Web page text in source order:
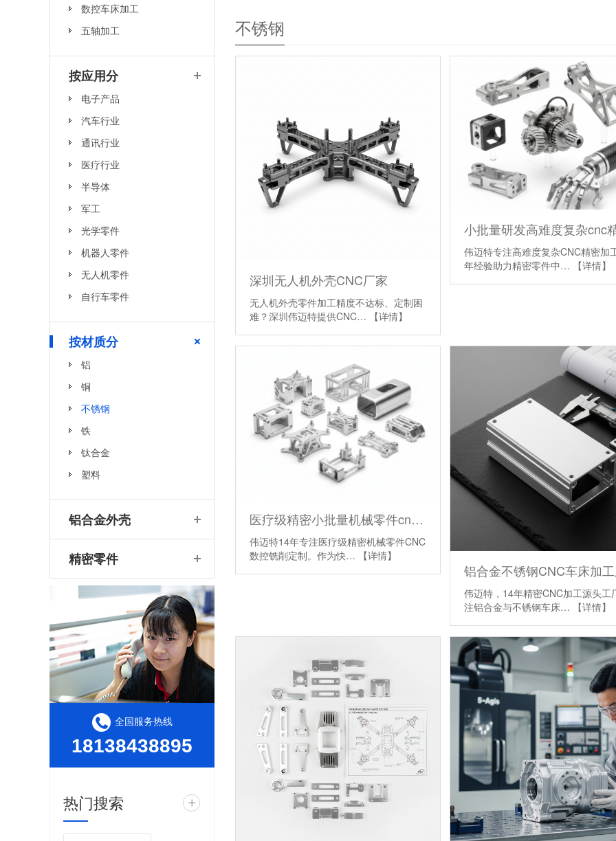
多的加工选择 应用CNC加工材料：钴、钢、合金钢、铝、钛、铍、不锈钢、黄铜、
钢铣削，CNC不锈钢加工，CNC不锈钢钻削，CNC不锈钢螺纹加工。 表面处理能力
镀、喷丸、电泳、铬酸盐、粉末喷涂和喷漆。 数控cnc加工公差： ± .0002 英寸，
的物理特性正成为许多行业的选择！ 由于其优异的物理性能，不锈钢是许多CNC加
和产品成为许多行业和应用的可行选择，尽管它们在医疗、汽车、 航空航天、医疗
好和最快的方法是CNC加工，尤其是CNC铣削，不锈钢的范围很广。 不锈钢材质
锈钢——良好的耐腐蚀性，可硬化至 44 HRC 303不锈钢– 韧性和机械加工性优良
度，可承受高达300℃的温度 440C 不锈钢——可油淬以达到最大硬度并热处理至
高强度 316不锈钢——性能与304相似，具有更高的耐腐蚀性和耐化学性 316不锈
不锈钢
深圳无人机外壳CNC厂家
无人机外壳零件加工精度不达标、定制困
难？深圳伟迈特提供CNC…
【详情】
伟迈特专注高难度复杂CNC精密加
年经验助力精密零件中…
【详情】
医疗级精密小批量机械零件cnc铣削加工
伟迈特14年专注医疗级精密机械零件CNC
数控铣削定制。作为快…
【详情】
铝合金不锈钢CNC车床加
伟迈特，14年精密CNC加工源头工
注铝合金与不锈钢车床…
【详情】
数控车床加工
五轴加工
按应用分
电子产品
汽车行业
通讯行业
医疗行业
半导体
军工
光学零件
机器人零件
无人机零件
自行车零件
按材质分
铝
铜
不锈钢
铁
钛合金
塑料
铝合金外壳
精密零件
全国服务热线
18138438895
热门搜索 +